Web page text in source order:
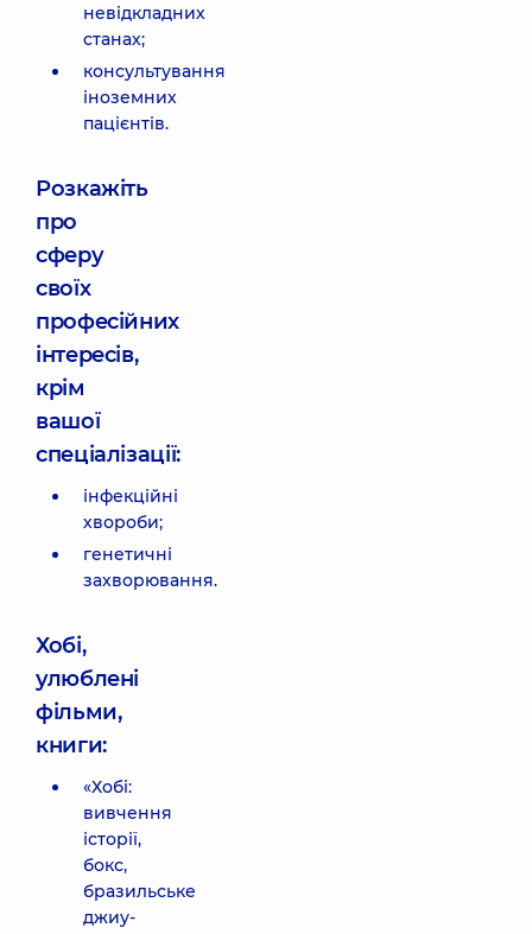
невідкладних
станах;
консультування
іноземних
пацієнтів.
Розкажіть
про
сферу
своїх
професійних
інтересів,
крім
вашої
спеціалізації:
інфекційні
хвороби;
генетичні
захворювання.
Хобі,
улюблені
фільми,
книги:
«Хобі:
вивчення
історії,
бокс,
бразильське
джиу-